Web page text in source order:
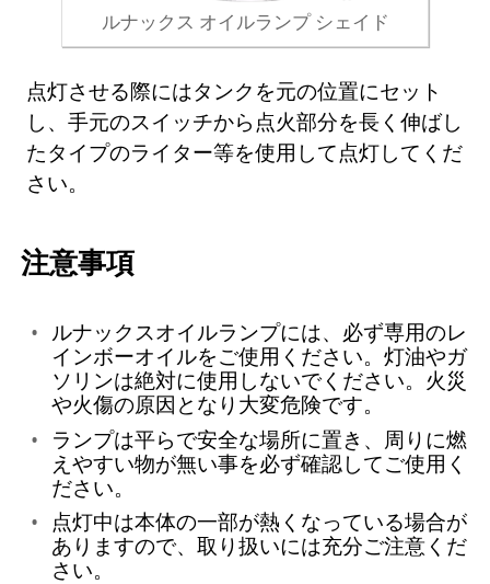
ルナックス オイルランプ シェイド
点灯させる際にはタンクを元の位置にセット
し、手元のスイッチから点火部分を長く伸ばし
たタイプのライター等を使用して点灯してくだ
さい。
注意事項
ルナックスオイルランプには、必ず専用のレ
インボーオイルをご使用ください。灯油やガ
ソリンは絶対に使用しないでください。火災
や火傷の原因となり大変危険です。
ランプは平らで安全な場所に置き、周りに燃
えやすい物が無い事を必ず確認してご使用く
ださい。
点灯中は本体の一部が熱くなっている場合が
ありますので、取り扱いには充分ご注意くだ
さい。